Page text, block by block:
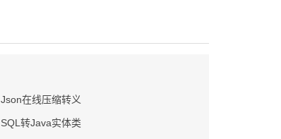
Json在线压缩转义
SQL转Java实体类